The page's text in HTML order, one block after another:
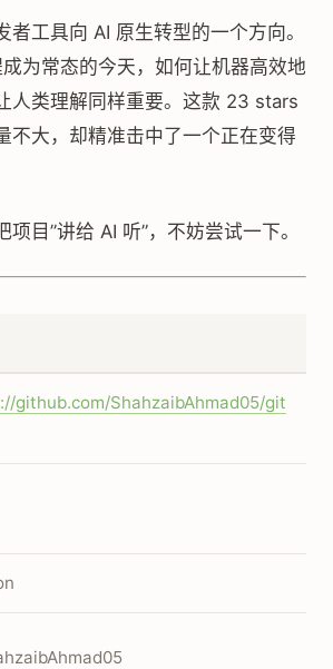
工具向 AI 原生转型的一个方向。
为常态的今天，如何让机器高效地
人类理解同样重要。这款 23 stars
不大，却精准击中了一个正在变得
目”讲给 AI 听”，不妨尝试一下。
github.com/ShahzaibAhmad05/git